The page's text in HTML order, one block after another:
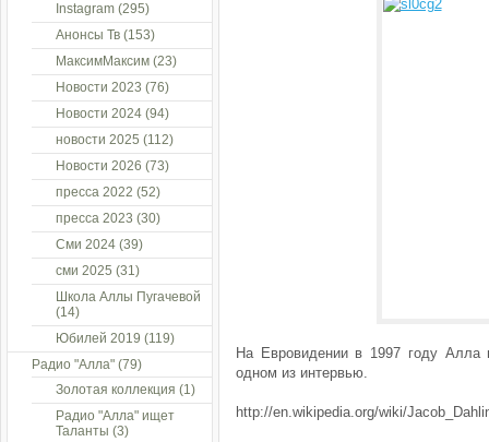
На Евровидении в 1997 году Алла
одном из интервью.
http://en.wikipedia.org/wiki/
Instagram (295)
Анонсы Тв (153)
МаксимМаксим (23)
Новости 2023 (76)
Новости 2024 (94)
новости 2025 (112)
Новости 2026 (73)
пресса 2022 (52)
пресса 2023 (30)
Сми 2024 (39)
сми 2025 (31)
Школа Аллы Пугачевой
(14)
Юбилей 2019 (119)
Радио "Алла" (79)
Золотая коллекция (1)
Радио "Алла" ищет
Таланты (3)